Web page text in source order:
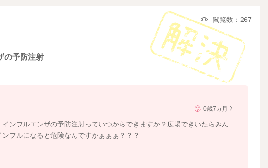
閲覧数：267
の予防注射
0歳7カ月
ンフルエンザの予防注射っていつからできますか？広場できいたらみん
フルになると危険なんですかぁぁぁ？？？